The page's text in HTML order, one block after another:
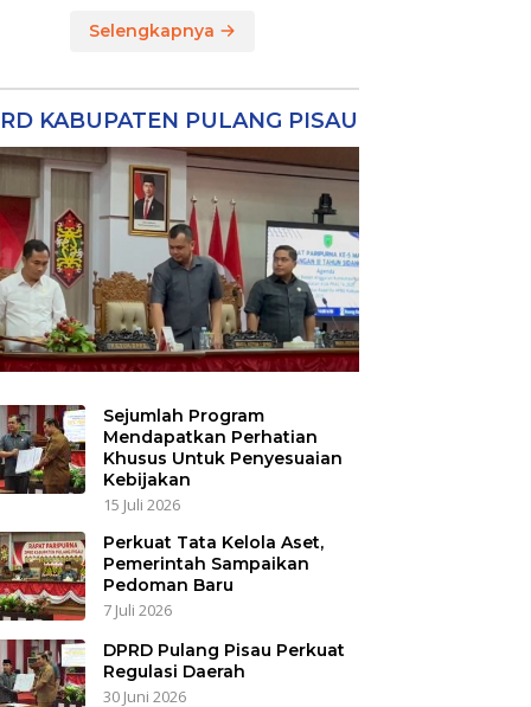
Selengkapnya
KABUPATEN PULANG PISAU
Sejumlah Program
Mendapatkan Perhatian
Khusus Untuk Penyesuaian
Kebijakan
15 Juli 2026
Perkuat Tata Kelola Aset,
Pemerintah Sampaikan
Pedoman Baru
7 Juli 2026
DPRD Pulang Pisau Perkuat
Regulasi Daerah
30 Juni 2026